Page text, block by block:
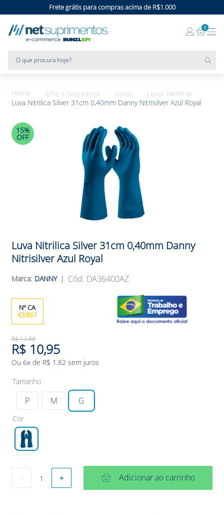
Frete grátis para compras acima de R$1.000
0
EPIs e Segurança Luvas
Luvas Nitrílicas
Luva Nitrilica Silver 31cm 0,40mm Danny Nitrisilver Azul Royal
15%
OFF
Luva Nitrilica Silver 31cm 0,40mm Danny
Nitrisilver Azul Royal
DANNY : DA36400AZ
43861
R$12,88
R$ 10,95
Ou 6x de R$ 1 ,82 sem juros
Tamanho
P M G
Cor
＋ Adicionar ao carrinho